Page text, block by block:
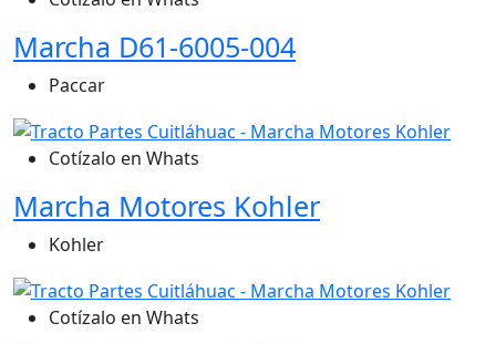
Marcha D61-6005-004
Paccar
Cotízalo en Whats
Marcha Motores Kohler
Kohler
Cotízalo en Whats